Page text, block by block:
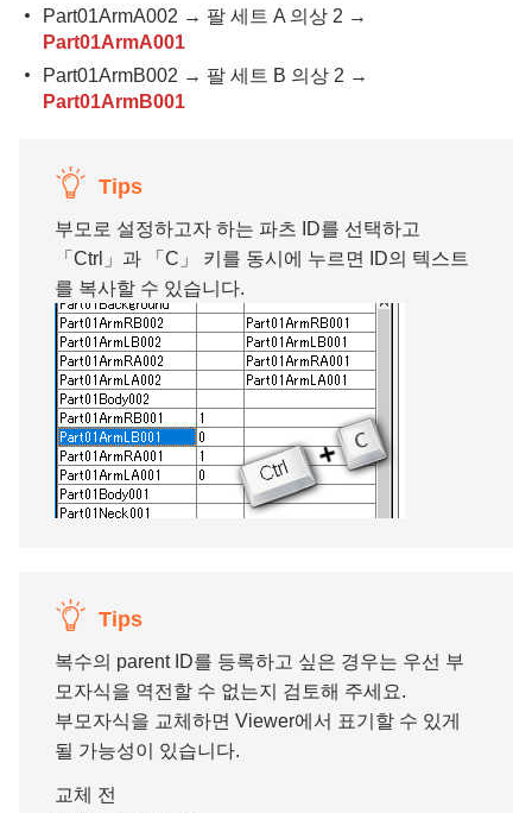
Part01ArmA002 → 팔 세트 A 의상 2 →
Part01ArmA001
Part01ArmB002 → 팔 세트 B 의상 2 →
Part01ArmB001
Tips
부모로 설정하고자 하는 파츠 ID를 선택하고
「Ctrl」과 「C」 키를 동시에 누르면 ID의 텍스트
를 복사할 수 있습니다.
Tips
복수의 parent ID를 등록하고 싶은 경우는 우선 부
모자식을 역전할 수 없는지 검토해 주세요.
부모자식을 교체하면 Viewer에서 표기할 수 있게
될 가능성이 있습니다.
교체 전